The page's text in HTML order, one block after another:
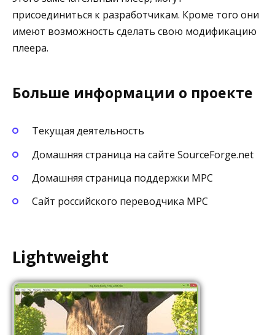
присоединиться к разработчикам. Кроме того они
имеют возможность сделать свою модификацию
плеера.
Больше информации о проекте
Текущая деятельность
Домашняя страница на сайте SourceForge.net
Домашняя страница поддержки MPC
Сайт российского переводчика MPC
Lightweight